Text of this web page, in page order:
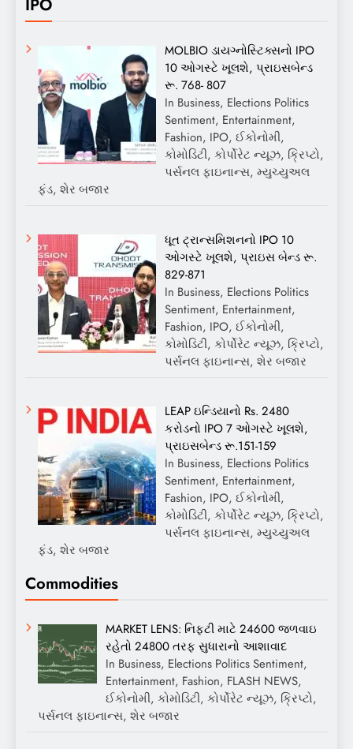
IPO
MOLBIO ડાયગ્નોસ્ટિક્સનો IPO
10 ઓગસ્ટે ખૂલશે, પ્રાઇસબેન્ડ
રૂ. 768- 807
In Business, Elections Politics
Sentiment, Entertainment,
Fashion, IPO, ઈકોનોમી,
કોમોડિટી, કોર્પોરેટ ન્યૂઝ, ક્રિપ્ટો,
પર્સનલ ફાઇનાન્સ, મ્યુચ્યુઅલ
ફંડ, શેર બજાર
ધૂત ટ્રાન્સમિશનનો IPO 10
ઓગસ્ટે ખૂલશે, પ્રાઇસ બેન્ડ રૂ.
829-871
In Business, Elections Politics
Sentiment, Entertainment,
Fashion, IPO, ઈકોનોમી,
કોમોડિટી, કોર્પોરેટ ન્યૂઝ, ક્રિપ્ટો,
પર્સનલ ફાઇનાન્સ, શેર બજાર
LEAP ઇન્ડિયાનો Rs. 2480
કરોડનો IPO 7 ઓગસ્ટે ખૂલશે,
પ્રાઇસબેન્ડ રૂ.151-159
In Business, Elections Politics
Sentiment, Entertainment,
Fashion, IPO, ઈકોનોમી,
કોમોડિટી, કોર્પોરેટ ન્યૂઝ, ક્રિપ્ટો,
પર્સનલ ફાઇનાન્સ, મ્યુચ્યુઅલ
ફંડ, શેર બજાર
Commodities
MARKET LENS: નિફ્ટી માટે 24600 જળવાઇ
રહેતો 24800 તરફ સુધારાનો આશાવાદ
In Business, Elections Politics Sentiment,
Entertainment, Fashion, FLASH NEWS,
ઈકોનોમી, કોમોડિટી, કોર્પોરેટ ન્યૂઝ, ક્રિપ્ટો,
પર્સનલ ફાઇનાન્સ, શેર બજાર